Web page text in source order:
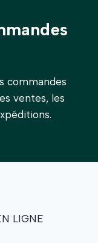
commandes
ventes, les
LIGNE